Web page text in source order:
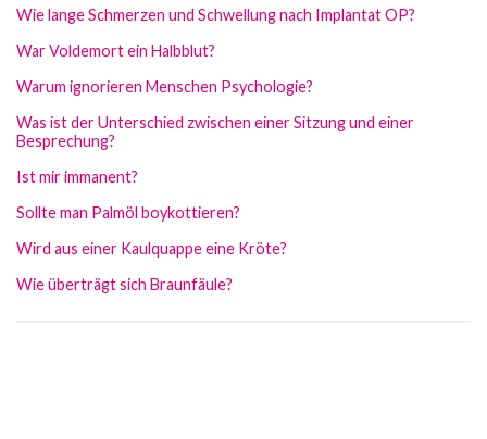
Wie lange Schmerzen und Schwellung nach Implantat OP?
War Voldemort ein Halbblut?
Warum ignorieren Menschen Psychologie?
Was ist der Unterschied zwischen einer Sitzung und einer
Besprechung?
Ist mir immanent?
Sollte man Palmöl boykottieren?
Wird aus einer Kaulquappe eine Kröte?
Wie überträgt sich Braunfäule?